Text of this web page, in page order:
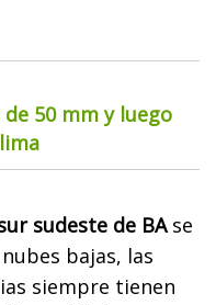
50 mm y luego
sudeste de BAse
bajas, las
siempre tienen